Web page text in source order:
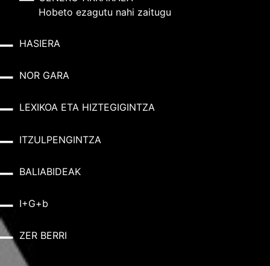
Hobeto ezagutu nahi zaitugu
HASIERA
NOR GARA
LEXIKOA ETA HIZTEGIGINTZA
ITZULPENGINTZA
BALIABIDEAK
I+G+b
ZER BERRI